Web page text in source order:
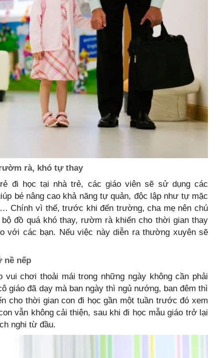
rà, khó tự thay
đi học tại nhà trẻ, các giáo viên sẽ sử dụng các
bé nâng cao khả năng tự quản, độc lập như tự mặc
Chính vì thế, trước khi đến trường, cha mẹ nên chú
đồ quá khó thay, rườm rà khiến cho thời gian thay
với các bạn. Nếu việc này diễn ra thường xuyên sẽ
nề nếp
vui chơi thoải mái trong những ngày không cần phải
giáo đã dạy mà ban ngày thì ngủ nướng, ban đêm thì
cho thời gian con đi học gần một tuần trước đó xem
vẫn không cải thiện, sau khi đi học mẫu giáo trở lại
nghi từ đầu.